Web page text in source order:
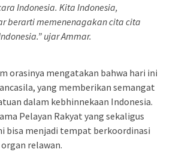
Indonesia. Kita Indonesia,
berarti memenenagakan cita cita
ujar Ammar.
orasinya mengatakan bahwa hari ini
yang memberikan semangat
dalam kebhinnekaan Indonesia.
Pelayan Rakyat yang sekaligus
bisa menjadi tempat berkoordinasi
relawan.